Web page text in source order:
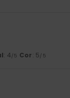
: 4/5 Cor: 5/5